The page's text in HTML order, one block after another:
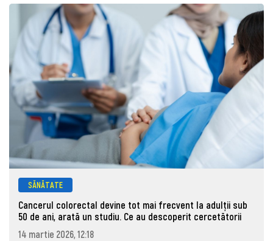
SĂNĂTATE
Cancerul colorectal devine tot mai frecvent la adulţii sub
50 de ani, arată un studiu. Ce au descoperit cercetătorii
14 martie 2026, 12:18